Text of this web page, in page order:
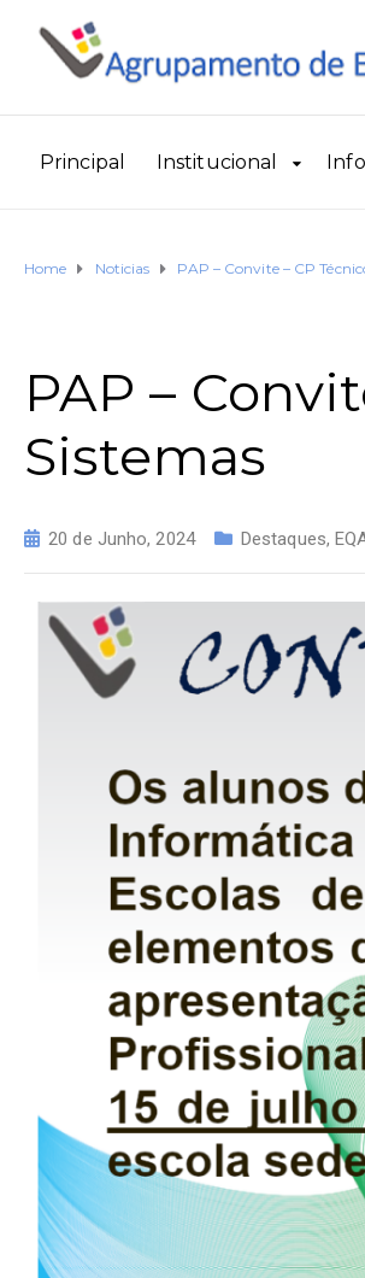
Principal Institucional
Home Noticias PAP – Convite – CP
PAP –
Sistemas
20 de Junho, 2024 Destaques,